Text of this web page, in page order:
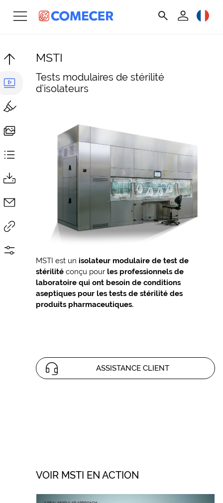
MSTI
Tests modulaires de stérilité
d’isolateurs
MSTI est un isolateur modulaire de test de
stérilité conçu pourles professionnelsde
laboratoire qui ont besoin de conditions
aseptiques pour les tests de stérilité des
produits pharmaceutiques.
ASSISTANCE CLIENT
VOIR MSTI EN ACTION